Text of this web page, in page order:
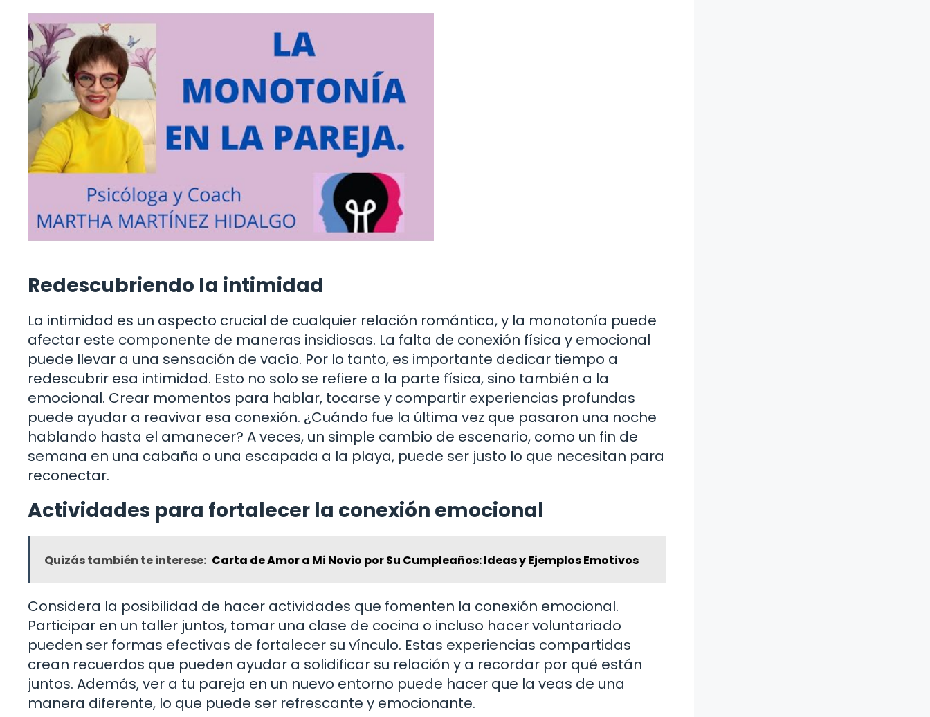
Redescubriendo la intimidad
La intimidad es un aspecto crucial de cualquier relación romántica, y la monotonía puede
afectar este componente de maneras insidiosas. La falta de conexión física y emocional
puede llevar a una sensación de vacío. Por lo tanto, es importante dedicar tiempo a
redescubrir esa intimidad. Esto no solo se refiere a la parte física, sino también a la
emocional. Crear momentos para hablar, tocarse y compartir experiencias profundas
puede ayudar a reavivar esa conexión. ¿Cuándo fue la última vez que pasaron una noche
hablando hasta el amanecer? A veces, un simple cambio de escenario, como un fin de
semana en una cabaña o una escapada a la playa, puede ser justo lo que necesitan para
reconectar.
Actividades para fortalecer la conexión emocional
Quizás también te interese: Carta de Amor a Mi Novio por Su Cumpleaños: Ideas y Ejemplos Emotivos
Considera la posibilidad de hacer actividades que fomenten la conexión emocional.
Participar en un taller juntos, tomar una clase de cocina o incluso hacer voluntariado
pueden ser formas efectivas de fortalecer su vínculo. Estas experiencias compartidas
crean recuerdos que pueden ayudar a solidificar su relación y a recordar por qué están
juntos. Además, ver a tu pareja en un nuevo entorno puede hacer que la veas de una
manera diferente, lo que puede ser refrescante y emocionante.